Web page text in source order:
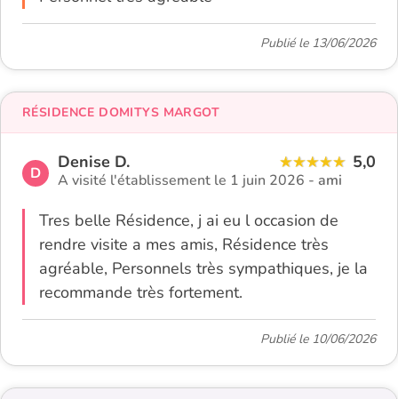
Publié le 13/06/2026
D
Denise D. 5,0
A visité l'établissement le 1 juin 2026 - ami
Tres belle Résidence, j ai eu l occasion de
rendre visite a mes amis, Résidence très
agréable, Personnels très sympathiques, je la
recommande très fortement.
RÉSIDENCE DOMITYS MARGOT
Publié le 10/06/2026